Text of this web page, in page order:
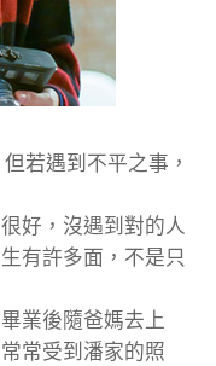
若遇到不平之事，
好，沒遇到對的人
有許多面，不是只
業後隨爸媽去上
常受到潘家的照